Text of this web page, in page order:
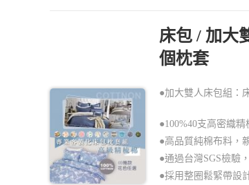
床包 / 加大
個枕套
●加大雙人床包組：
●100%40支高密織精
●高品質純棉布料，
●通過台灣SGS檢驗
●採用整圈鬆緊帶設